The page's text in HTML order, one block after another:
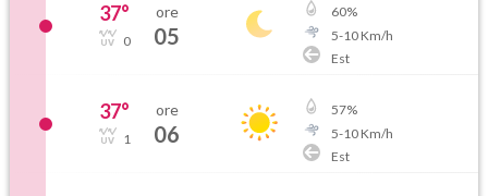
37°
0
ore
05
60%
5-10Km/h
Est
37°
1
ore
06
57%
5-10Km/h
Est